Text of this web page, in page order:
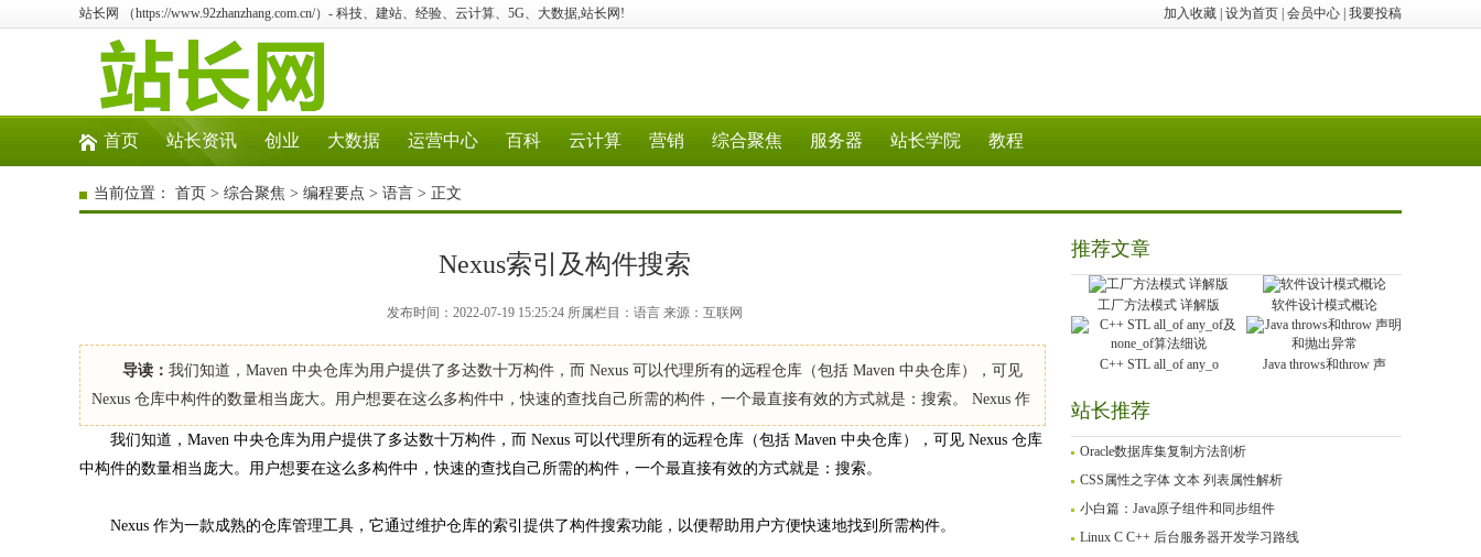
加入收藏 设为首页 会员中心 我要投稿
站长网 （https://www.92zhanzhang.com.cn/）- 科技、建站、经验、云计算、5G、大数据,站长网!
首页 站长资讯 创业 大数据 运营中心 百科 云计算 营销 综合聚焦 服务器 站长学院 教程
当前位置： 首页 > 综合聚焦 > 编程要点 > 语言 > 正文
Nexus索引及构件搜索
发布时间：2022-07-19 15:25:24 所属栏目：语言 来源：互联网
导读： 我们知道，Maven 中央仓库为用户提供了多达数十万构件，而 Nexus 可以代理所有的远程仓库（包括 Maven 中央仓库），可见
Nexus 仓库中构件的数量相当庞大。用户想要在这么多构件中，快速的查找自己所需的构件，一个最直接有效的方式就是：搜索。 Nexus 作
我们知道，Maven 中央仓库为用户提供了多达数十万构件，而 Nexus 可以代理所有的远程仓库（包括 Maven 中央仓库），可见 Nexus 仓库
中构件的数量相当庞大。用户想要在这么多构件中，快速的查找自己所需的构件，一个最直接有效的方式就是：搜索。
Nexus 作为一款成熟的仓库管理工具，它通过维护仓库的索引提供了构件搜索功能，以便帮助用户方便快速地找到所需构件。
推荐文章
工厂方法模式 详解版 软件设计模式概论
C++ STL all_of any_o Java throws和throw 声
站长推荐
Oracle数据库集复制方法剖析
CSS属性之字体 文本 列表属性解析
小白篇：Java原子组件和同步组件
Linux C C++ 后台服务器开发学习路线